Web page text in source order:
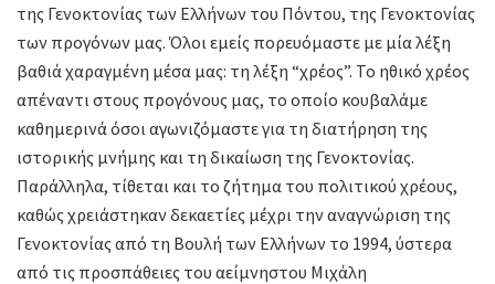
της Γενοκτονίας των Ελλήνων του Πόντου, της Γενοκτονίας
των προγόνων μας. Όλοι εμείς πορευόμαστε με μία λέξη
βαθιά χαραγμένη μέσα μας: τη λέξη “χρέος”. Το ηθικό χρέος
απέναντι στους προγόνους μας, το οποίο κουβαλάμε
καθημερινά όσοι αγωνιζόμαστε για τη διατήρηση της
ιστορικής μνήμης και τη δικαίωση της Γενοκτονίας.
Παράλληλα, τίθεται και το ζήτημα του πολιτικού χρέους,
καθώς χρειάστηκαν δεκαετίες μέχρι την αναγνώριση της
Γενοκτονίας από τη Βουλή των Ελλήνων το 1994, ύστερα
από τις προσπάθειες του αείμνηστου Μιχάλη